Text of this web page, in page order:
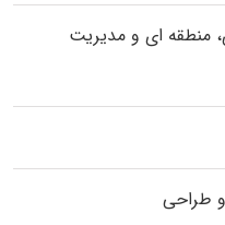
منطقه‌ ای و مدیریت
طراحی